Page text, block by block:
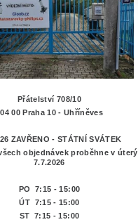
Přátelství 708/10
00 Praha 10 - Uhříněves
ZAVŘENO - STÁTNÍ SVÁTEK
objednávek proběhne v úterý
7.7.2026
PO 7:15 - 15:00
ÚT 7:15 - 15:00
ST 7:15 - 15:00